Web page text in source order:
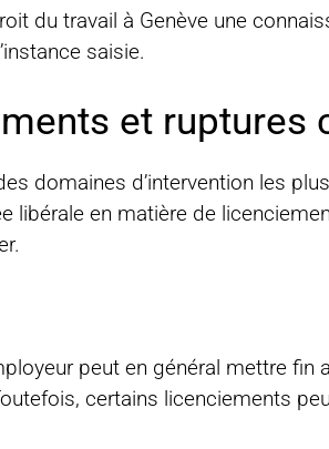
du travail à Genève une
saisie.
et ruptures
domaines d’intervention les
libérale en matière de
peut en général mettre fin
certains licenciements